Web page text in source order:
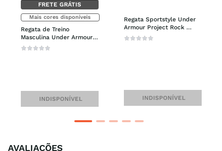
FRETE GRÁTIS
Mais cores disponíveis
Regata de Treino
Masculina Under Armour
Baseline
INDISPONÍVEL
Regata Sportstyle Under
Armour Project Rock
Snake Masculina
INDISPONÍVEL
AVALIAÇÕES